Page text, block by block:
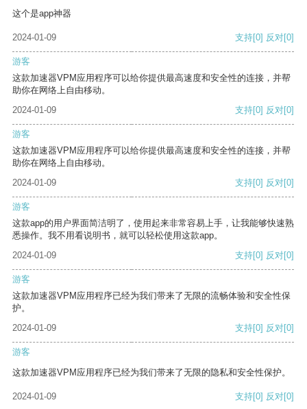
这个是app神器
2024-01-09 支持[0] 反对[0]
游客
这款加速器VPM应用程序可以给你提供最高速度和安全性的连接，并帮
助你在网络上自由移动。
2024-01-09
支持[0] 反对[0]
游客
这款加速器VPM应用程序可以给你提供最高速度和安全性的连接，并帮
助你在网络上自由移动。
2024-01-09
支持[0] 反对[0]
游客
这款app的用户界面简洁明了，使用起来非常容易上手，让我能够快速熟
悉操作。我不用看说明书，就可以轻松使用这款app。
2024-01-09
支持[0] 反对[0]
游客
这款加速器VPM应用程序已经为我们带来了无限的流畅体验和安全性保
护。
2024-01-09
支持[0] 反对[0]
游客
这款加速器VPM应用程序已经为我们带来了无限的隐私和安全性保护。
2024-01-09 支持[0] 反对[0]